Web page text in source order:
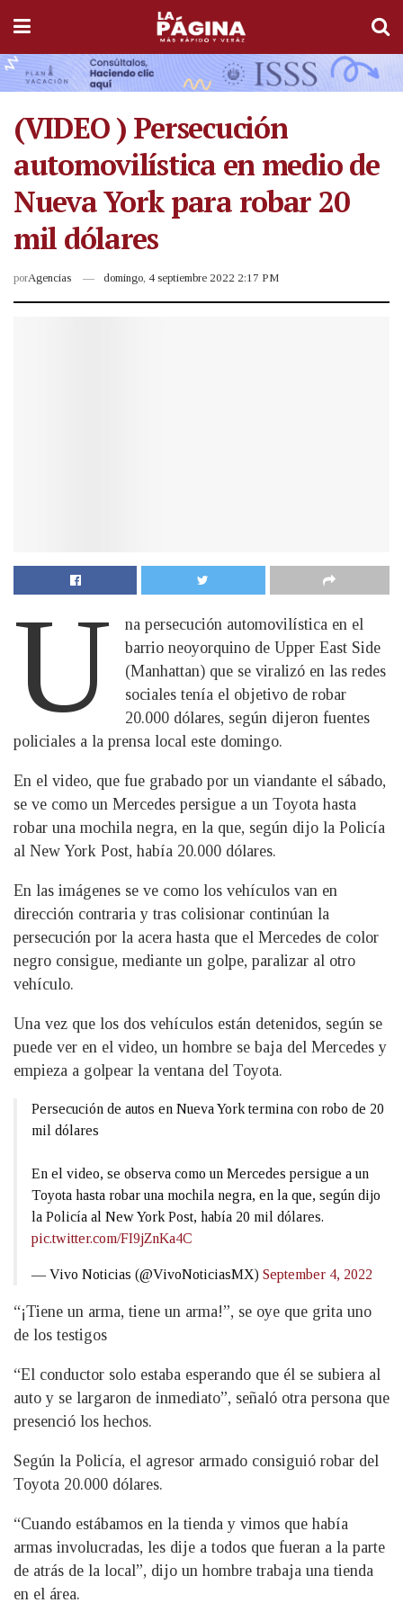
(VIDEO ) Persecución
automovilística en medio de
Nueva York para robar 20
mil dólares
porAgencias domingo, 4 septiembre 2022 2:17 PM
U
na persecución automovilística en el
barrio neoyorquino de Upper East Side
(Manhattan) que se viralizó en las redes
sociales tenía el objetivo de robar
20.000 dólares, según dijeron fuentes
policiales a la prensa local este domingo.
En el video, que fue grabado por un viandante el sábado,
se ve como un Mercedes persigue a un Toyota hasta
robar una mochila negra, en la que, según dijo la Policía
al New York Post, había 20.000 dólares.
En las imágenes se ve como los vehículos van en
dirección contraria y tras colisionar continúan la
persecución por la acera hasta que el Mercedes de color
negro consigue, mediante un golpe, paralizar al otro
vehículo.
Una vez que los dos vehículos están detenidos, según se
puede ver en el video, un hombre se baja del Mercedes y
empieza a golpear la ventana del Toyota.
Persecución de autos en Nueva York termina con robo de 20
mil dólares
En el video, se observa como un Mercedes persigue a un
Toyota hasta robar una mochila negra, en la que, según dijo
la Policía al New York Post, había 20 mil dólares.
pic.twitter.com/FI9jZnKa4C
— Vivo Noticias (@VivoNoticiasMX) September 4, 2022
“¡Tiene un arma, tiene un arma!”, se oye que grita uno
de los testigos
“El conductor solo estaba esperando que él se subiera al
auto y se largaron de inmediato”, señaló otra persona que
presenció los hechos.
Según la Policía, el agresor armado consiguió robar del
Toyota 20.000 dólares.
“Cuando estábamos en la tienda y vimos que había
armas involucradas, les dije a todos que fueran a la parte
de atrás de la local”, dijo un hombre trabaja una tienda
en el área.